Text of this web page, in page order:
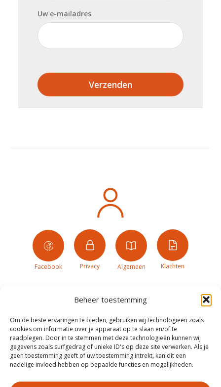
Beheer toestemming
Om de beste ervaringen te bieden, gebruiken wij technologieën zoals
cookies om informatie over je apparaat op te slaan en/of te
raadplegen. Door in te stemmen met deze technologieën kunnen wij
gegevens zoals surfgedrag of unieke ID's op deze site verwerken. Als je
geen toestemming geeft of uw toestemming intrekt, kan dit een
nadelige invloed hebben op bepaalde functies en mogelijkheden.
Uw e-mailadres
Verzenden
Facebook Privacy Algemeen Klachten